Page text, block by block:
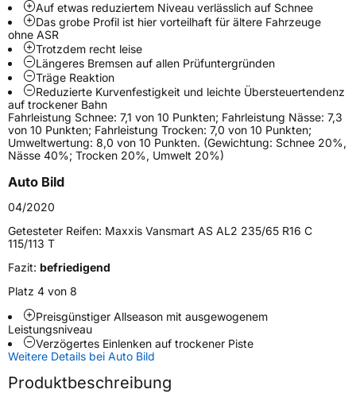
Weitere Eigenschaften
SchlauchtypTL
ZustandNeureifen
M+SJa
C-ReifenJa
EU Label
EffizienzD
NasshaftungB
Rollgeräusch (Klasse)B
Rollgeräusch (dB)71
Fahrzeugklasse
C2
Auf etwas reduziertem Niveau verlässlich auf Schnee
Das grobe Profil ist hier vorteilhaft für ältere Fahrzeuge
ohne ASR
Trotzdem recht leise
Längeres Bremsen auf allen Prüfuntergründen
Träge Reaktion
Reduzierte Kurvenfestigkeit und leichte Übersteuertendenz
auf trockener Bahn
Fahrleistung Schnee: 7,1 von 10 Punkten; Fahrleistung Nässe: 7,3
von 10 Punkten; Fahrleistung Trocken: 7,0 von 10 Punkten;
Umweltwertung: 8,0 von 10 Punkten. (Gewichtung: Schnee 20%,
Nässe 40%; Trocken 20%, Umwelt 20%)
Auto Bild
04/2020
Getesteter Reifen: Maxxis Vansmart AS AL2 235/65 R16 C
115/113 T
Fazit: befriedigend
Platz 4 von 8
Preisgünstiger Allseason mit ausgewogenem
Leistungsniveau
Verzögertes Einlenken auf trockener Piste
Weitere Details bei Auto Bild
Produktbeschreibung